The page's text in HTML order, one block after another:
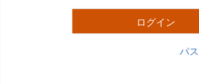
ログイン
パ